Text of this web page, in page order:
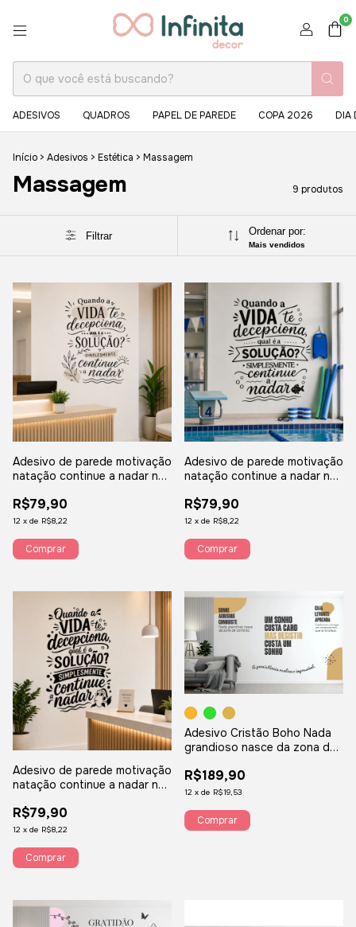
0
ADESIVOS QUADROS PAPEL DE PAREDE COPA 2026 DIA
Início > Adesivos > Estética > Massagem
Massagem 9 produtos
Filtrar Ordenar por:
Mais vendidos
Adesivo de parede motivação
natação continue a nadar não
boho CTNEAD2
R$79,90
12 x de R$8,22
Comprar
Adesivo de parede motivação
natação continue a nadar não
peixe CTNEAD1
R$79,90
12 x de R$8,22
Comprar
Adesivo de parede motivação
natação continue a nadar não
CTNEAD
R$79,90
12 x de R$8,22
Comprar
Adesivo Cristão Boho Nada
grandioso nasce da zona de
equipe EMF9
R$189,90
12 x de R$19,53
Comprar